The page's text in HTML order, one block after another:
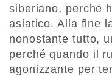
siberiano, perché
asiatico. Alla fine
nonostante tutto,
perché quando il
agonizzante per